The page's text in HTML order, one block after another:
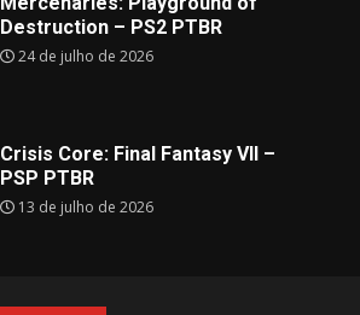
Destruction – PS2 PTBR
24 de julho de 2026
Crisis Core: Final Fantasy VII –
PSP PTBR
13 de julho de 2026